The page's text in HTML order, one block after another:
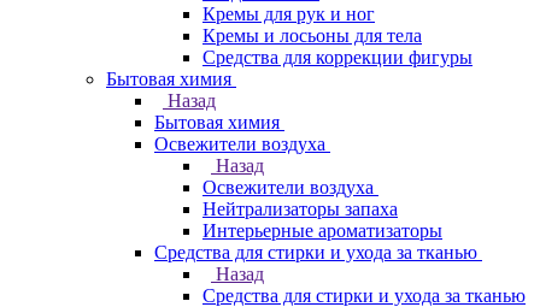
Кремы для рук и ног
Кремы и лосьоны для тела
Средства для коррекции фигуры
Бытовая химия
Назад
Бытовая химия
Освежители воздуха
Назад
Освежители воздуха
Нейтрализаторы запаха
Интерьерные ароматизаторы
Средства для стирки и ухода за тканью
Назад
Средства для стирки и ухода за тканью